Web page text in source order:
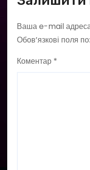
Ваша e-mail
Обов’язкові поля
Коментар *